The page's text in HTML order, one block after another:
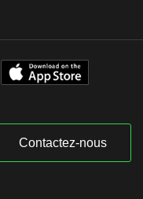
Contactez-nous